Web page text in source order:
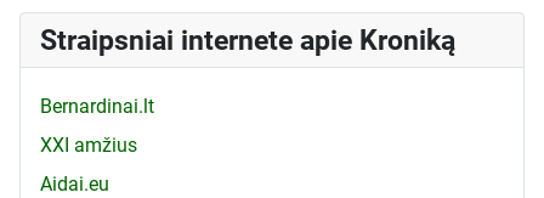
Straipsniai internete apie Kroniką
Bernardinai.lt
XXI amžius
Aidai.eu